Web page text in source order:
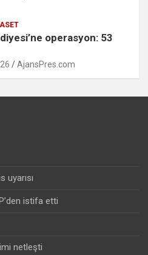
operasyon: 53
AjansPres.com
uyarısı
istifa etti
netleşti